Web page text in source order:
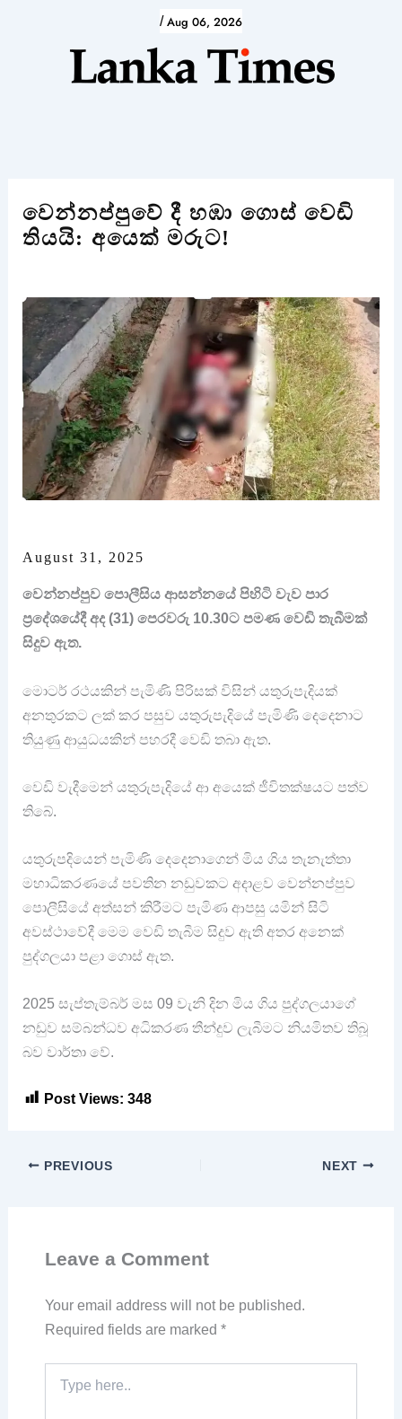
/ Aug 06, 2026
වෙන්නප්පුවේ දී හඹා ගොස් වෙඩි
තියයි: අයෙක් මරුට!
August 31, 2025
වෙන්නප්පුව පොලීසිය ආසන්නයේ පිහිටි වැව පාර
ප්‍රදේශයේදී අද (31) පෙරවරු 10.30ට පමණ වෙඩි තැබීමක්
සිදුව ඇත.
මොටර් රථයකින් පැමිණි පිරිසක් විසින් යතුරුපැදියක්
අනතුරකට ලක් කර පසුව යතුරුපැදියේ පැමිණි දෙදෙනාට
තියුණු ආයුධයකින් පහරදී වෙඩි තබා ඇත.
වෙඩි වැදීමෙන් යතුරුපැදියේ ආ අයෙක් ජීවිතක්ෂයට පත්ව
තිබේ.
යතුරුපදියෙන් පැමිණි දෙදෙනාගෙන් මිය ගිය තැනැත්තා
මහාධිකරණයේ පවතින නඩුවකට අදාළව වෙන්නප්පුව
පොලීසියේ අත්සන් කිරීමට පැමිණ ආපසු යමින් සිටි
අවස්ථාවේදී මෙම වෙඩි තැබීම සිදුව ඇති අතර අනෙක්
පුද්ගලයා පළා ගොස් ඇත.
2025 සැප්තැම්බර් මස 09 වැනි දින මිය ගිය පුද්ගලයාගේ
නඩුව සම්බන්ධව අධිකරණ තීන්දුව ලැබීමට නියමිතව තිබූ
බව වාර්තා වේ.
Post Views: 348
PREVIOUS NEXT
Leave a Comment
Your email address will not be published.
Required fields are marked *
here..